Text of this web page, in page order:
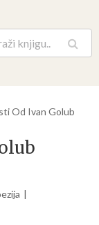
Pretraga
Od Ivan Golub